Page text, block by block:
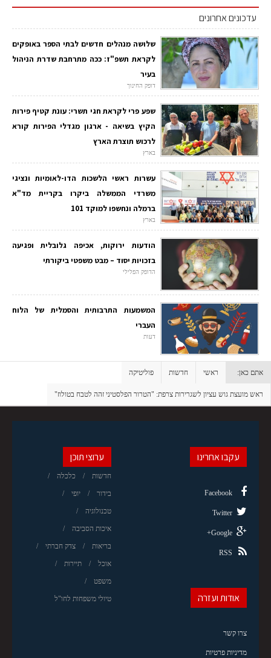
עדכונים אחרונים
שלושה מנהלים חדשים לבתי הספר באופקים
לקראת תשפ"ז: ככה מתרחבת שדרת הניהול
בעיר
דופק החינוך
שפע פרי לקראת חגי תשרי: עונת קטיף פירות
הקיץ בשיאה - ארגון מגדלי הפירות קורא
לרכוש תוצרת הארץ
בארץ
עשרות ראשי הלשכות הדו-לאומיות ונציגי
משרדי הממשלה ביקרו בקריית מד"א
ברמלה ונחשפו למוקד 101
בארץ
הודעות ירוקות, אכיפה גלובלית ופגיעה
בזכויות יסוד – מבט משפטי ביקורתי
הדופק הפלילי
המשמעות התרבותית והסמלית של הלוח
העברי
דעות
אתם כאן: ראשי חדשות פוליטיקה
ראש מועצת גוש עציון לשגרירות צרפת: "הטרור הפלסטיני זהה לטבח בטולוז"
ערוצי תוכן
חדשות כלכלה
בידור יופי
טכנולוגיה
איכות הסביבה
בריאות צדק חברתי
אוכל תיירות
משפט
טיולי משפחות לחו"ל
עקבו אחרינו
Facebook
Twitter
Google+
RSS
אודות ועזרה
צרו קשר
מדיניות פרטיות